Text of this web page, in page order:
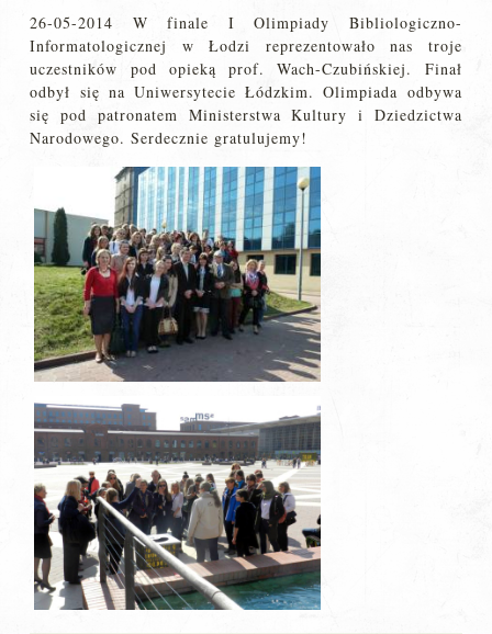
26-05-2014 W finale I Olimpiady Bibliologiczno-
Informatologicznej w Łodzi reprezentowało nas troje
uczestników pod opieką prof. Wach-Czubińskiej. Finał
odbył się na Uniwersytecie Łódzkim. Olimpiada odbywa
się pod patronatem Ministerstwa Kultury i Dziedzictwa
Narodowego. Serdecznie gratulujemy!